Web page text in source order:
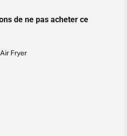
de ne pas acheter ce